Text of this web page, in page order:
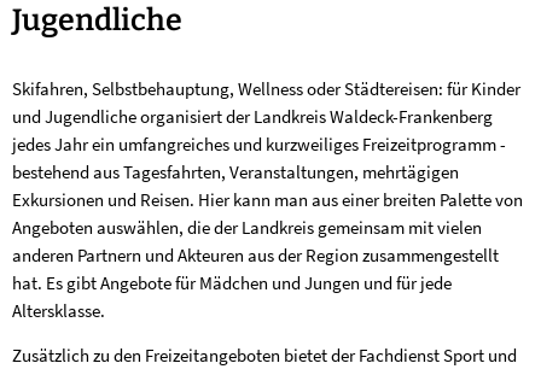
für
&
Jugendliche
Jugendliche
Skifahren, Selbstbehauptung, Wellness oder Städtereisen: für Kinder
und Jugendliche organisiert der Landkreis Waldeck-Frankenberg
jedes Jahr ein umfangreiches und kurzweiliges Freizeitprogramm -
bestehend aus Tagesfahrten, Veranstaltungen, mehrtägigen
Exkursionen und Reisen. Hier kann man aus einer breiten Palette von
Angeboten auswählen, die der Landkreis gemeinsam mit vielen
anderen Partnern und Akteuren aus der Region zusammengestellt
hat. Es gibt Angebote für Mädchen und Jungen und für jede
Altersklasse.
Zusätzlich zu den Freizeitangeboten bietet der Fachdienst Sport und